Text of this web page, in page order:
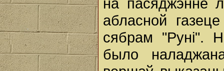
абласной
сябрам "Руні".
было